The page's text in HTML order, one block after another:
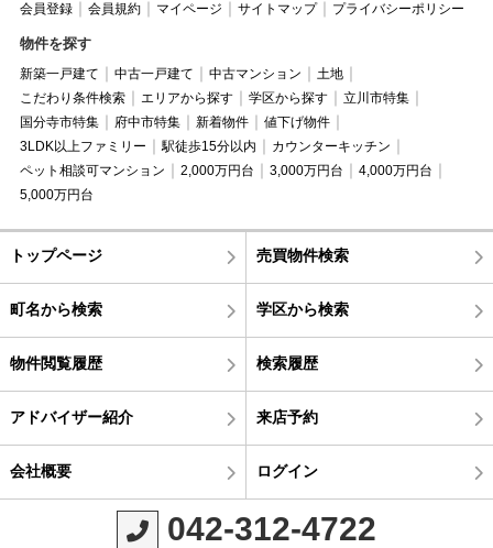
会員登録
会員規約 マイページ サイトマップ プライバシーポリシー
物件を探す
新築一戸建て 中古一戸建て 中古マンション
土地
こだわり条件検索
エリアから探す 学区から探す
立川市特集
国分寺市特集
府中市特集 新着物件
値下げ物件
3LDK以上ファミリー
駅徒歩15分以内
カウンターキッチン
ペット相談可マンション
2,000万円台 3,000万円台
4,000万円台
5,000万円台
トップページ 売買物件検索
町名から検索 学区から検索
物件閲覧履歴 検索履歴
アドバイザー紹介 来店予約
会社概要 ログイン
042-312-4722